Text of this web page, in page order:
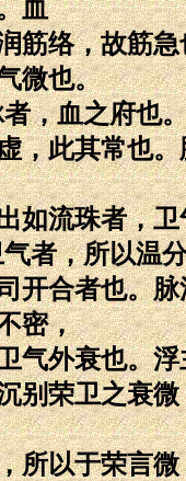
血
筋络，故筋急
微也。
，血之府也
，此其常也
如流珠者，
者，所以温
开合者也。
密，
气外衰也。
别荣卫之衰
所以于荣言